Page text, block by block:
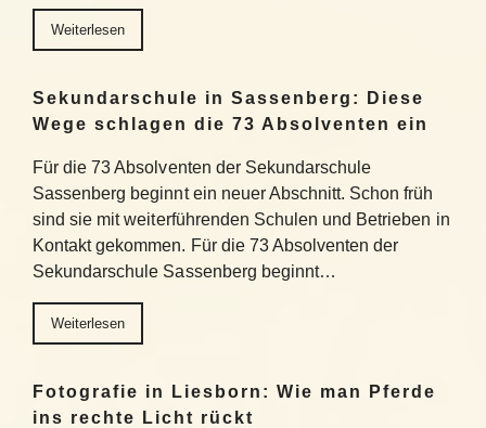
Weiterlesen
Sekundarschule in Sassenberg: Diese
Wege schlagen die 73 Absolventen ein
Für die 73 Absolventen der Sekundarschule
Sassenberg beginnt ein neuer Abschnitt. Schon früh
sind sie mit weiterführenden Schulen und Betrieben in
Kontakt gekommen. Für die 73 Absolventen der
Sekundarschule Sassenberg beginnt…
Weiterlesen
Fotografie in Liesborn: Wie man Pferde
ins rechte Licht rückt